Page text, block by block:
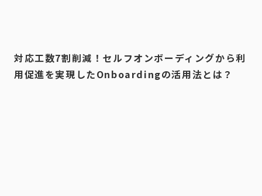
対応工数7割削減！セルフオンボーディングから利
用促進を実現したOnboardingの活用法とは？